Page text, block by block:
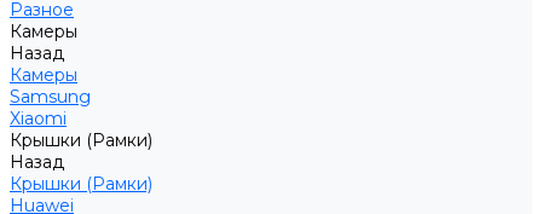
Разное
Камеры
Назад
Камеры
Samsung
Xiaomi
Крышки (Рамки)
Назад
Крышки (Рамки)
Huawei